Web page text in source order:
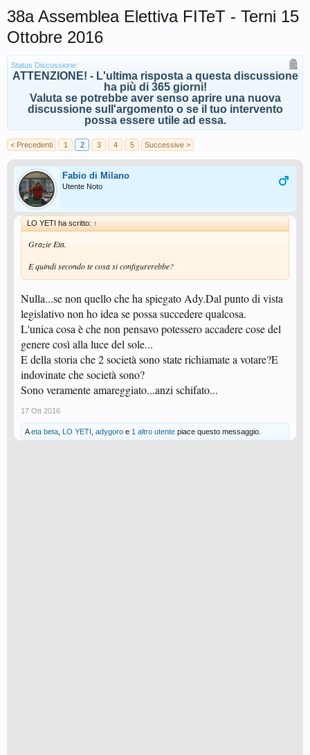
38a Assemblea Elettiva FITeT - Terni 15
Ottobre 2016
Status Discussione:
ATTENZIONE! - L'ultima risposta a questa discussione
ha più di 365 giorni!
Valuta se potrebbe aver senso aprire una nuova
discussione sull'argomento o se il tuo intervento
possa essere utile ad essa.
< Precedenti 1 2 3 4 5 Successive >
Fabio di Milano
Utente Noto
LO YETI ha scritto: ↑
Grazie Eta.
E quindi secondo te cosa si configurerebbe?
Nulla...se non quello che ha spiegato Ady.Dal punto di vista
legislativo non ho idea se possa succedere qualcosa.
L'unica cosa è che non pensavo potessero accadere cose del
genere così alla luce del sole...
E della storia che 2 società sono state richiamate a votare?E
indovinate che società sono?
Sono veramente amareggiato...anzi schifato...
17 Ott 2016
Aeta beta LO YETI adygoro e 1 altro utente piace questo messaggio.